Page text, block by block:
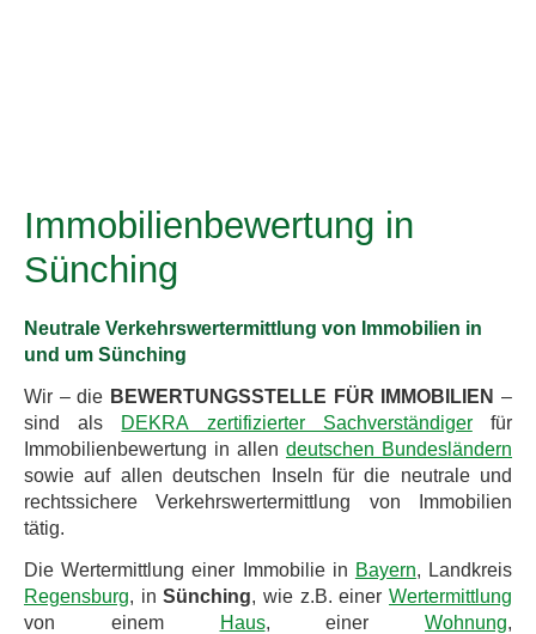
Immobilienbewertung in
Sünching
Neutrale Verkehrswertermittlung von Immobilien in
und um Sünching
Wir – die BEWERTUNGSSTELLE FÜR IMMOBILIEN –
sind als DEKRA zertifizierter Sachverständigerfür
Immobilienbewertung in allen deutschen Bundesländern
sowie auf allen deutschen Inseln für die neutrale und
rechtssichere Verkehrswertermittlung von Immobilien
tätig.
Die Wertermittlung einer Immobilie in Bayern, Landkreis
Regensburg, in Sünching, wie z.B. einerWertermittlung
von einem
Haus, einer Wohnung,